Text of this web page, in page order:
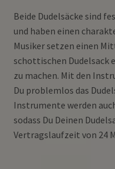
Beide Dudelsäcke sind
und haben einen
Musiker setzen einen
schottischen Dudelsack
zu machen. Mit den
Du problemlos das
Instrumente werden
sodass Du Deinen
Vertragslaufzeit von 24